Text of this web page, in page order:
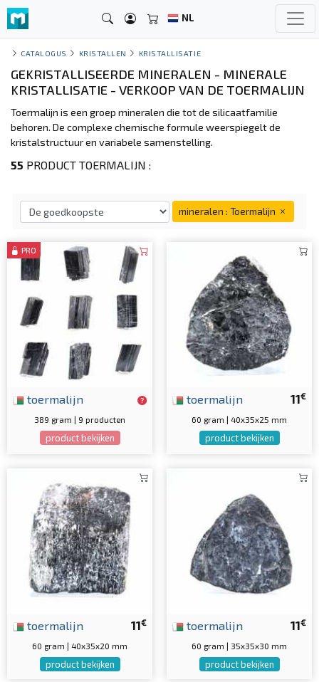
NL
CATALOGUS KRISTALLEN KRISTALLISATIE
GEKRISTALLISEERDE MINERALEN - MINERALE
KRISTALLISATIE - VERKOOP VAN DE TOERMALIJN
Toermalijn is een groep mineralen die tot de silicaatfamilie
behoren. De complexe chemische formule weerspiegelt de
kristalstructuur en variabele samenstelling.
55 PRODUCT TOERMALIJN :
mineralen : Toermalijn
PRO
toermalijn
389 gram | 9 producten
product bekijken
11€
toermalijn
60 gram | 40x35x25 mm
product bekijken
11€
toermalijn
60 gram | 40x35x20 mm
product bekijken
11€
toermalijn
60 gram | 35x35x30 mm
product bekijken